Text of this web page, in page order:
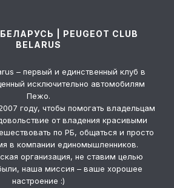
| PEUGEOT CLUB
BELARUS
– первый и единственный клуб в
исключительно автомобилям
Пежо.
году, чтобы помогать владельцам
от владения красивыми
по РБ, общаться и просто
в компании единомышленников.
организация, не ставим целью
наша миссия – ваше хорошее
настроение :)